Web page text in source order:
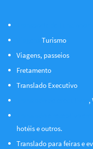
Turismo
Viagens, passeios
Fretamento
Translado Executivo
,
hotéis e outros.
Translado para feiras e